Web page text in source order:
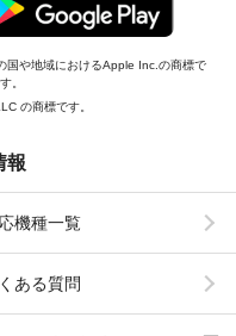
国や地域におけるApple Inc.の商標で
。
の商標です。
報
機種一覧
ある質問